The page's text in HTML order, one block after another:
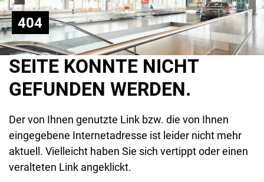
404
SEITE KONNTE NICHT
GEFUNDEN WERDEN.
Der von Ihnen genutzte Link bzw. die von Ihnen
eingegebene Internetadresse ist leider nicht mehr
aktuell. Vielleicht haben Sie sich vertippt oder einen
veralteten Link angeklickt.